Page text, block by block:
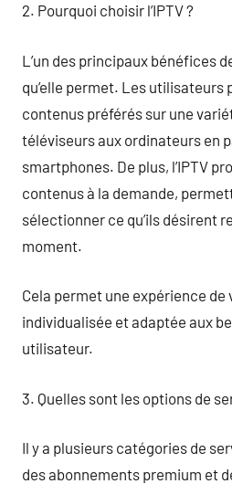
2. Pourquoi choisir l’IPTV ?
L’un des principaux bénéfices
qu’elle permet. Les utilisateurs
contenus préférés sur une
téléviseurs aux ordinateurs en
smartphones. De plus, l’IPTV
contenus à la demande,
sélectionner ce qu’ils désirent
moment.
Cela permet une expérience de
individualisée et adaptée aux
utilisateur.
3. Quelles sont les options de
Il y a plusieurs catégories de
des abonnements premium et